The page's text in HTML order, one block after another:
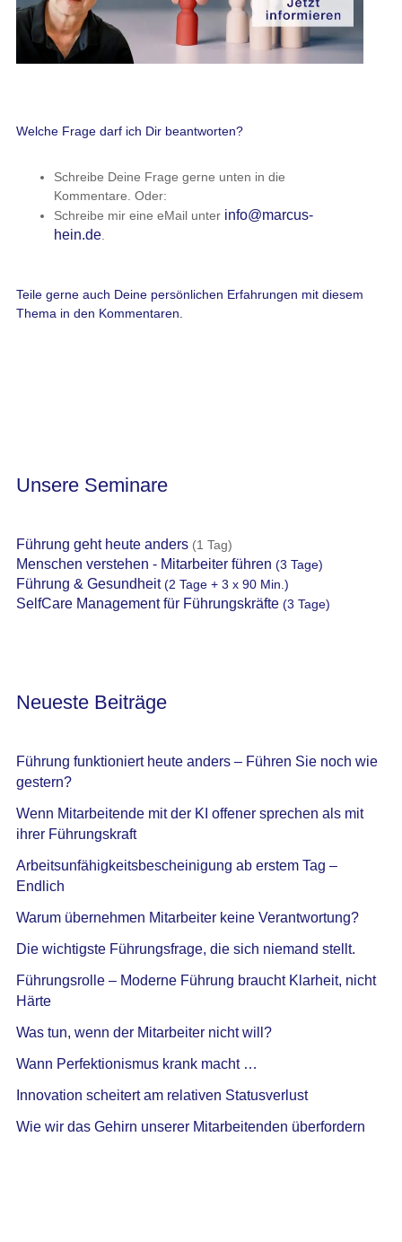
Welche Frage darf ich Dir beantworten?
Schreibe Deine Frage gerne unten in die
Kommentare. Oder:
Schreibe mir eine eMail unter info@marcus-
hein.de.
Teile gerne auch Deine persönlichen Erfahrungen mit diesem
Thema in den Kommentaren.
Unsere Seminare
Führung geht heute anders(1 Tag)
Menschen verstehen - Mitarbeiter führen (3 Tage)
Führung & Gesundheit(2 Tage + 3 x 90 Min.)
SelfCare Management für Führungskräfte(3 Tage)
Neueste Beiträge
Führung funktioniert heute anders – Führen Sie noch wie
gestern?
Wenn Mitarbeitende mit der KI offener sprechen als mit
ihrer Führungskraft
Arbeitsunfähigkeitsbescheinigung ab erstem Tag –
Endlich
Warum übernehmen Mitarbeiter keine Verantwortung?
Die wichtigste Führungsfrage, die sich niemand stellt.
Führungsrolle – Moderne Führung braucht Klarheit, nicht
Härte
Was tun, wenn der Mitarbeiter nicht will?
Wann Perfektionismus krank macht …
Innovation scheitert am relativen Statusverlust
Wie wir das Gehirn unserer Mitarbeitenden überfordern